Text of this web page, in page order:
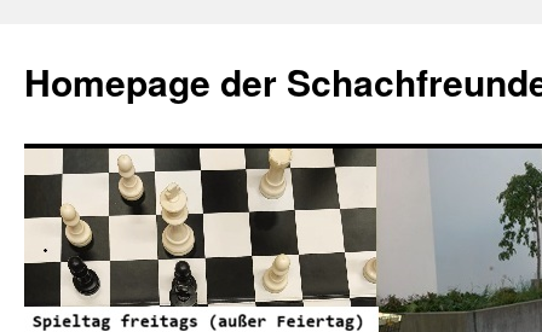
springen
Homepage der